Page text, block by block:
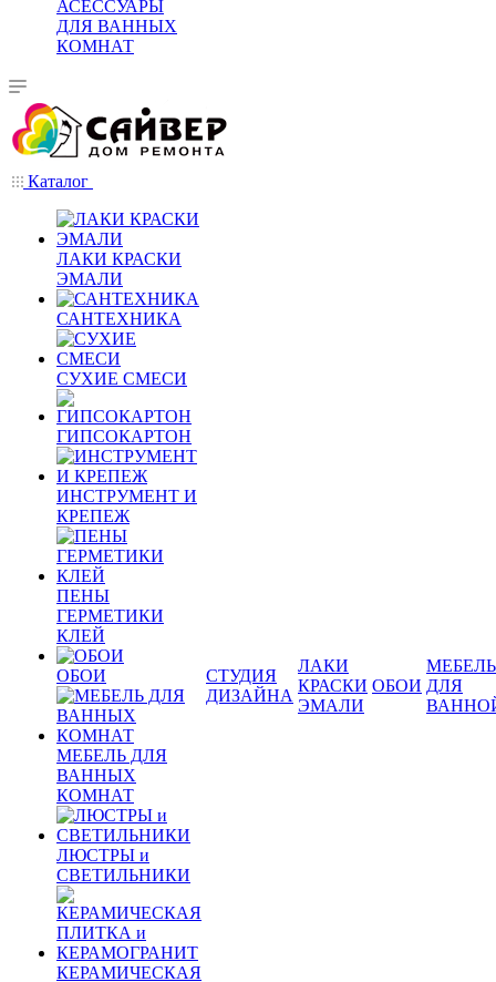
АСЕССУАРЫ
ДЛЯ ВАННЫХ
КОМНАТ
Каталог
ЛАКИ КРАСКИ
ЭМАЛИ
САНТЕХНИКА
СУХИЕ СМЕСИ
ГИПСОКАРТОН
ИНСТРУМЕНТ И
КРЕПЕЖ
ПЕНЫ
ГЕРМЕТИКИ
КЛЕЙ
ОБОИ
МЕБЕЛЬ ДЛЯ
ВАННЫХ
КОМНАТ
ЛЮСТРЫ и
СВЕТИЛЬНИКИ
КЕРАМИЧЕСКАЯ
СТУДИЯ
ДИЗАЙНА
ЛАКИ
КРАСКИ
ЭМАЛИ
ОБОИ
МЕБЕЛЬ
ДЛЯ